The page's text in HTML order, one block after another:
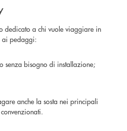
dedicato a chi vuole viaggiare in
ai pedaggi:
senza bisogno di installazione;
anche la sosta nei principali